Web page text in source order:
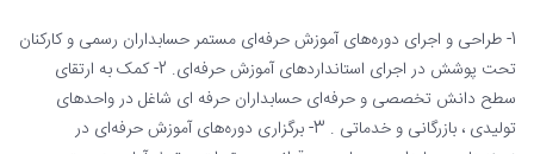
1- طراحی و اجرای دوره‌های آموزش حرفه‌ای مستمر حسابداران رسمی و کارکنان
تحت پوشش در اجرای استانداردهای آموزش حرفه‌ای. 2- کمک به ارتقای
سطح دانش تخصصی و حرفه‌ای حسابداران حرفه ای شاغل در واحدهای
تولیدی ، بازرگانی و خدماتی . 3- برگزاری دوره‌های آموزش حرفه‌ای در